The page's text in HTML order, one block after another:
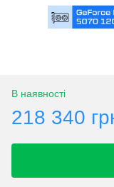
В наявності
218 340